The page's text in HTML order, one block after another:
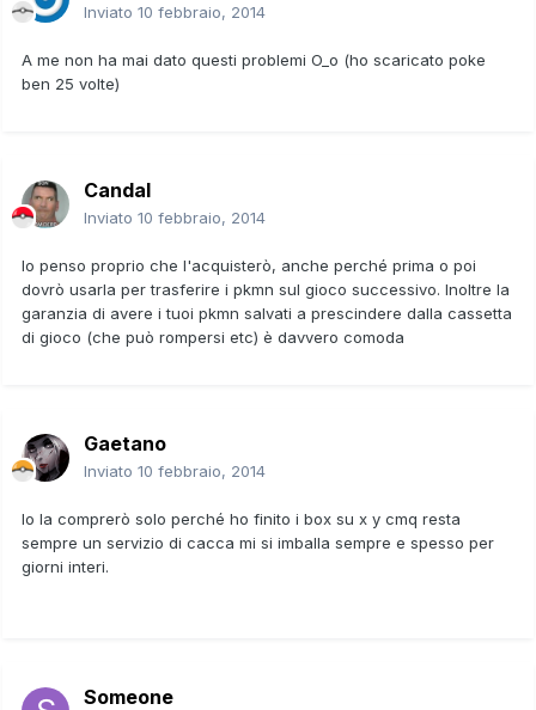
Inviato 10 febbraio, 2014
A me non ha mai dato questi problemi O_o (ho scaricato poke
ben 25 volte)
Candal
Inviato 10 febbraio, 2014
Io penso proprio che l'acquisterò, anche perché prima o poi
dovrò usarla per trasferire i pkmn sul gioco successivo. Inoltre la
garanzia di avere i tuoi pkmn salvati a prescindere dalla cassetta
di gioco (che può rompersi etc) è davvero comoda
Gaetano
Inviato 10 febbraio, 2014
Io la comprerò solo perché ho finito i box su x y cmq resta
sempre un servizio di cacca mi si imballa sempre e spesso per
giorni interi.
Someone